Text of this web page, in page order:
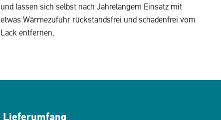
und lassen sich selbst nach Jahrelangem Einsatz mit
etwas Wärmezufuhr rückstandsfrei und schadenfrei vom
Lack entfernen.
Lieferumfang